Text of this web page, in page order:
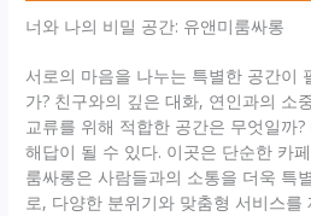
너와 나의 비밀 공간: 유앤미룸싸롱
서로의 마음을 나누는 특별한 공간이
가? 친구와의 깊은 대화, 연인과의 소
교류를 위해 적합한 공간은 무엇일까?
해답이 될 수 있다. 이곳은 단순한 카
룸싸롱은 사람들과의 소통을 더욱 특
로, 다양한 분위기와 맞춤형 서비스를